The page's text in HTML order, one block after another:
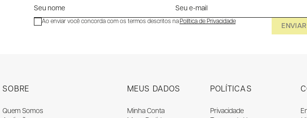
ENVIAR
Ao enviar você concorda com os termos descritos na Política de Privacidade
SOBRE
Quem Somos
MEUS DADOS
Minha Conta
POLÍTICAS
Privacidade